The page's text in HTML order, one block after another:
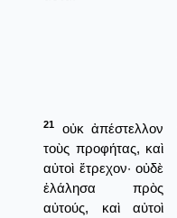
21
οὐκ ἀπέστελλον
τοὺς προφήτας, καὶ
αὐτοὶ ἔτρεχον· οὐδὲ
ἐλάλησα πρὸς
αὐτούς, καὶ αὐτοὶ